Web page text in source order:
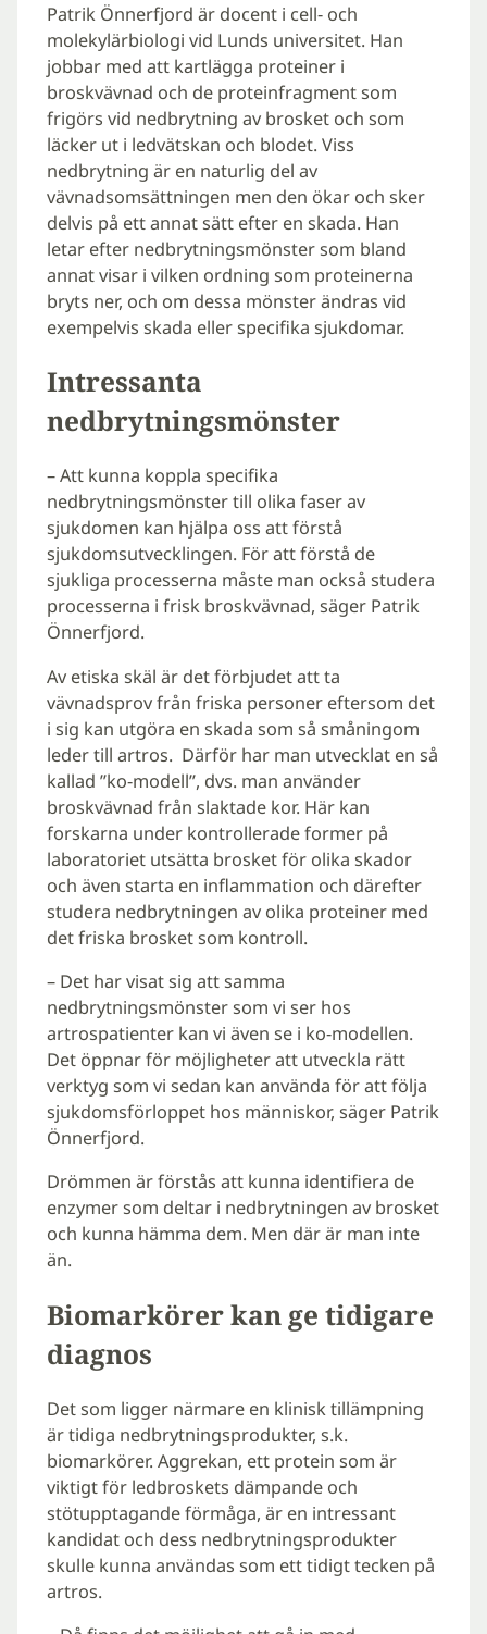
Patrik Önnerfjord är docent i cell- och
molekylärbiologi vid Lunds universitet. Han
jobbar med att kartlägga proteiner i
broskvävnad och de proteinfragment som
frigörs vid nedbrytning av brosket och som
läcker ut i ledvätskan och blodet. Viss
nedbrytning är en naturlig del av
vävnadsomsättningen men den ökar och sker
delvis på ett annat sätt efter en skada. Han
letar efter nedbrytningsmönster som bland
annat visar i vilken ordning som proteinerna
bryts ner, och om dessa mönster ändras vid
exempelvis skada eller specifika sjukdomar.
Intressanta
nedbrytningsmönster
– Att kunna koppla specifika
nedbrytningsmönster till olika faser av
sjukdomen kan hjälpa oss att förstå
sjukdomsutvecklingen. För att förstå de
sjukliga processerna måste man också studera
processerna i frisk broskvävnad, säger Patrik
Önnerfjord.
Av etiska skäl är det förbjudet att ta
vävnadsprov från friska personer eftersom det
i sig kan utgöra en skada som så småningom
leder till artros. Därför har man utvecklat en så
kallad ”ko-modell”, dvs. man använder
broskvävnad från slaktade kor. Här kan
forskarna under kontrollerade former på
laboratoriet utsätta brosket för olika skador
och även starta en inflammation och därefter
studera nedbrytningen av olika proteiner med
det friska brosket som kontroll.
– Det har visat sig att samma
nedbrytningsmönster som vi ser hos
artrospatienter kan vi även se i ko-modellen.
Det öppnar för möjligheter att utveckla rätt
verktyg som vi sedan kan använda för att följa
sjukdomsförloppet hos människor, säger Patrik
Önnerfjord.
Drömmen är förstås att kunna identifiera de
enzymer som deltar i nedbrytningen av brosket
och kunna hämma dem. Men där är man inte
än.
Biomarkörer kan ge tidigare
diagnos
Det som ligger närmare en klinisk tillämpning
är tidiga nedbrytningsprodukter, s.k.
biomarkörer. Aggrekan, ett protein som är
viktigt för ledbroskets dämpande och
stötupptagande förmåga, är en intressant
kandidat och dess nedbrytningsprodukter
skulle kunna användas som ett tidigt tecken på
artros.